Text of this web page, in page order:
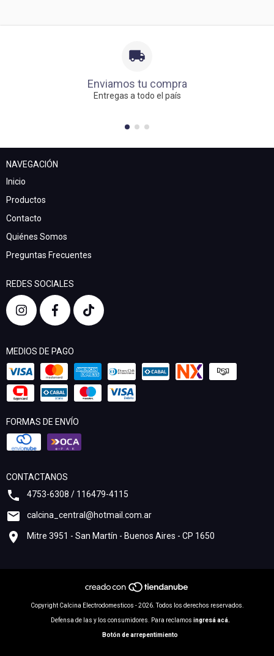
Enviamos tu compra
Entregas a todo el país
NAVEGACIÓN
Inicio
Productos
Contacto
Quiénes Somos
Preguntas Frecuentes
REDES SOCIALES
MEDIOS DE PAGO
FORMAS DE ENVÍO
CONTACTANOS
4753-6308 / 116479-4115
calcina_central@hotmail.com.ar
Mitre 3951 - San Martín - Buenos Aires - CP 1650
Copyright Calcina Electrodomesticos - 2026. Todos los derechos reservados.
Defensa de las y los consumidores. Para reclamos ingresá acá.
Botón de arrepentimiento